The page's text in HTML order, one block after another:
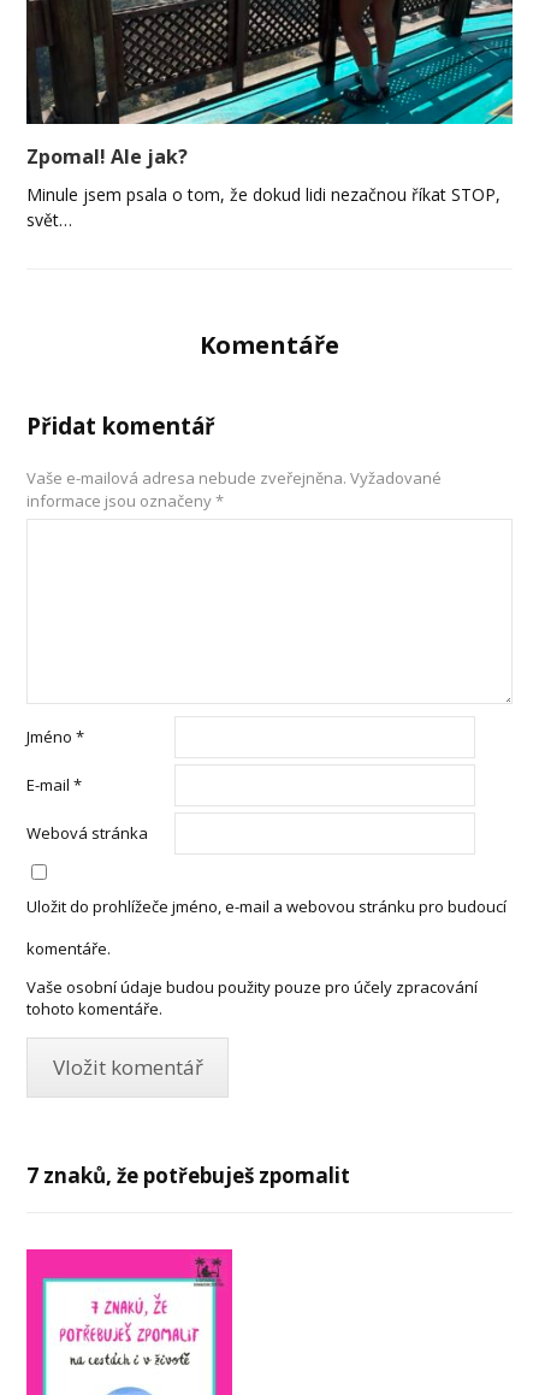
Zpomal! Ale jak?
Minule jsem psala o tom, že dokud lidi nezačnou říkat STOP,
svět…
Komentáře
Přidat komentář
Vaše e-mailová adresa nebude zveřejněna. Vyžadované
informace jsou označeny*
Jméno*
E-mail*
Webová stránka
Uložit do prohlížeče jméno, e-mail a webovou stránku pro budoucí
komentáře.
Vaše osobní údaje budou použity pouze pro účely zpracování
tohoto komentáře.
7 znaků, že potřebuješ zpomalit